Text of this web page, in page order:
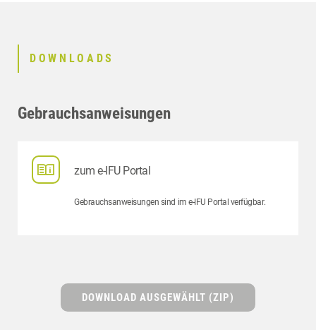
DOWNLOADS
Gebrauchsanweisungen
zum e-IFU Portal
Gebrauchsanweisungen sind im e-IFU Portal verfügbar.
DOWNLOAD AUSGEWÄHLT (ZIP)